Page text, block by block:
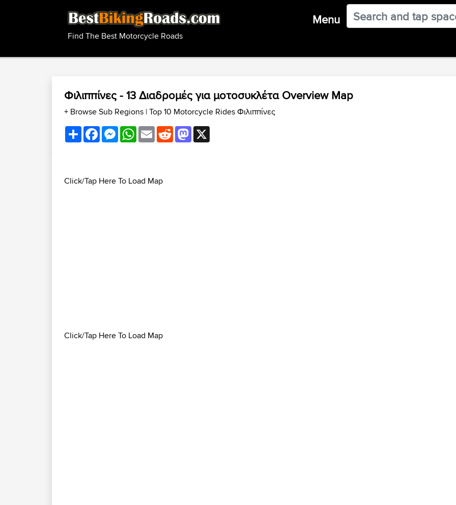
Find The Best Motorcycle Roads
Menu
Φιλιππίνες - 13 Διαδρομές για μοτοσυκλέτα Overview Map
+ Browse Sub Regions |Top 10 Motorcycle Rides Φιλιππίνες
ShareFacebookMessenger
WhatsApp
EmailRedditMastodon
Click/Tap Here To Load Map
Click/Tap Here To Load Map